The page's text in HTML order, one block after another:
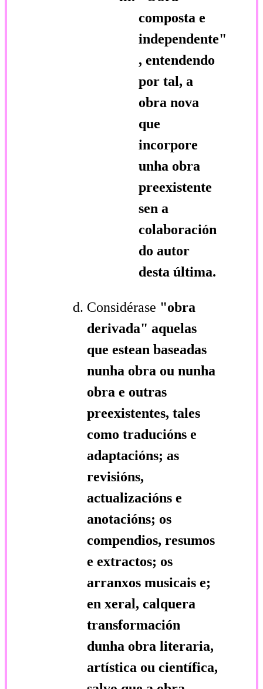
composta e
independente"
, entendendo
por tal, a
obra nova
que
incorpore
unha obra
preexistente
sen a
colaboración
do autor
desta última.
Considérase "obra
derivada" aquelas
que estean baseadas
nunha obra ou nunha
obra e outras
preexistentes, tales
como traducións e
adaptacións; as
revisións,
actualizacións e
anotacións; os
compendios, resumos
e extractos; os
arranxos musicais e;
en xeral, calquera
transformación
dunha obra literaria,
artística ou científica,